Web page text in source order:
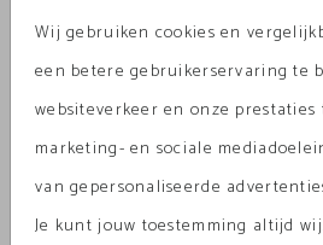
Wij gebruiken cookies en
een betere gebruikerservaring te
websiteverkeer en onze
marketing- en sociale
van gepersonaliseerde
Je kunt jouw toestemming altijd